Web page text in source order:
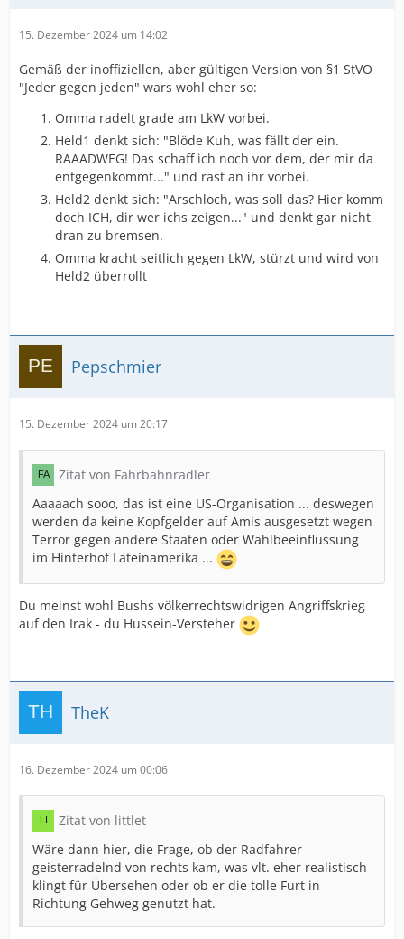
15. Dezember 2024 um 14:02
Gemäß der inoffiziellen, aber gültigen Version von §1 StVO
"Jeder gegen jeden" wars wohl eher so:
Omma radelt grade am LkW vorbei.
Held1 denkt sich: "Blöde Kuh, was fällt der ein.
RAAADWEG! Das schaff ich noch vor dem, der mir da
entgegenkommt..." und rast an ihr vorbei.
Held2 denkt sich: "Arschloch, was soll das? Hier komm
doch ICH, dir wer ichs zeigen..." und denkt gar nicht
dran zu bremsen.
Omma kracht seitlich gegen LkW, stürzt und wird von
Held2 überrollt
Pepschmier
15. Dezember 2024 um 20:17
Zitat von Fahrbahnradler
Aaaaach sooo, das ist eine US-Organisation ... deswegen
werden da keine Kopfgelder auf Amis ausgesetzt wegen
Terror gegen andere Staaten oder Wahlbeeinflussung
im Hinterhof Lateinamerika ...
Du meinst wohl Bushs völkerrechtswidrigen Angriffskrieg
auf den Irak - du Hussein-Versteher
TheK
16. Dezember 2024 um 00:06
Zitat von littlet
Wäre dann hier, die Frage, ob der Radfahrer
geisterradelnd von rechts kam, was vlt. eher realistisch
klingt für Übersehen oder ob er die tolle Furt in
Richtung Gehweg genutzt hat.